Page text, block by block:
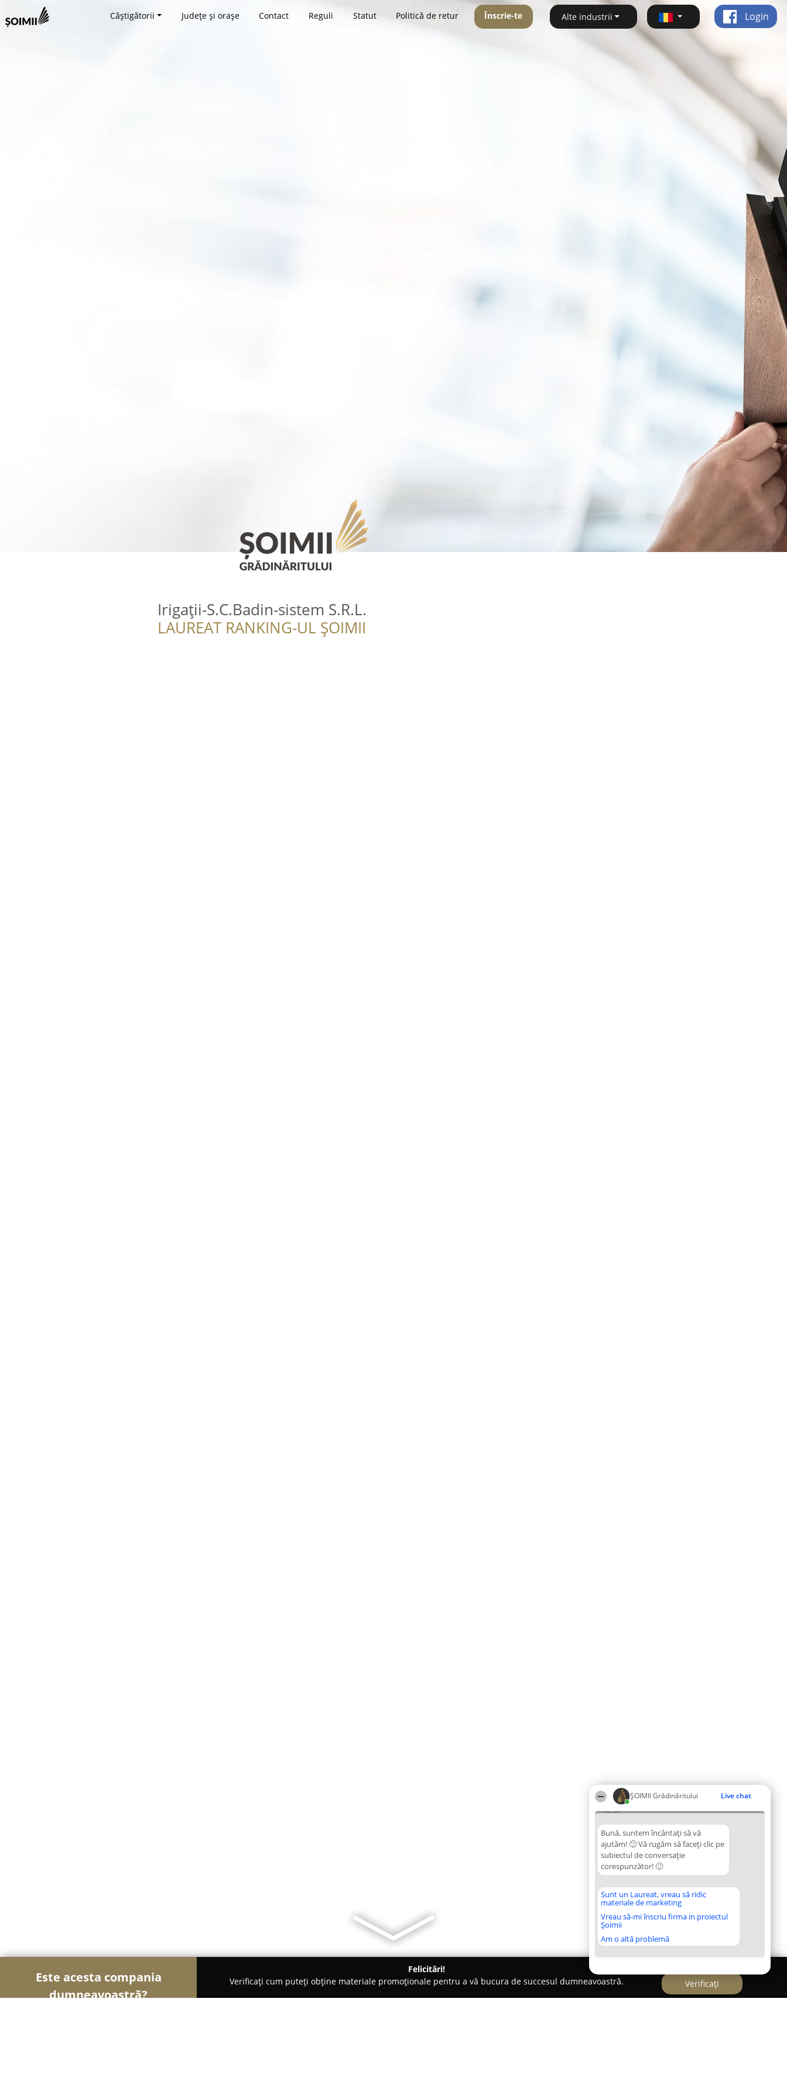
ȘOIMII Grădinăritului Live chat
06:50
Bună, suntem încântați să vă
ajutăm! 🙂 Vă rugăm să faceți clic pe
subiectul de conversație
corespunzător! 🙂
Sunt un Laureat, vreau să ridic
materiale de marketing
Vreau să-mi înscriu firma in proiectul
Șoimii
Am o altă problemă
Câștigătorii Județe și orașe Contact Reguli Statut Politică de retur Înscrie-te Alte industrii Login
Irigații-S.C.Badin-sistem S.R.L.
LAUREAT RANKING-UL ȘOIMII
Este acesta compania
dumneavoastră?
Felicitări!
Verificați cum puteți obține materiale promoționale pentru a vă bucura de succesul dumneavoastră.
Verificați